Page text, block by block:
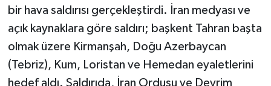
bir hava saldırısı gerçekleştirdi. İran medyası ve
açık kaynaklara göre saldırı; başkent Tahran başta
olmak üzere Kirmanşah, Doğu Azerbaycan
(Tebriz), Kum, Loristan ve Hemedan eyaletlerini
hedef aldı. Saldırıda, İran Ordusu ve Devrim